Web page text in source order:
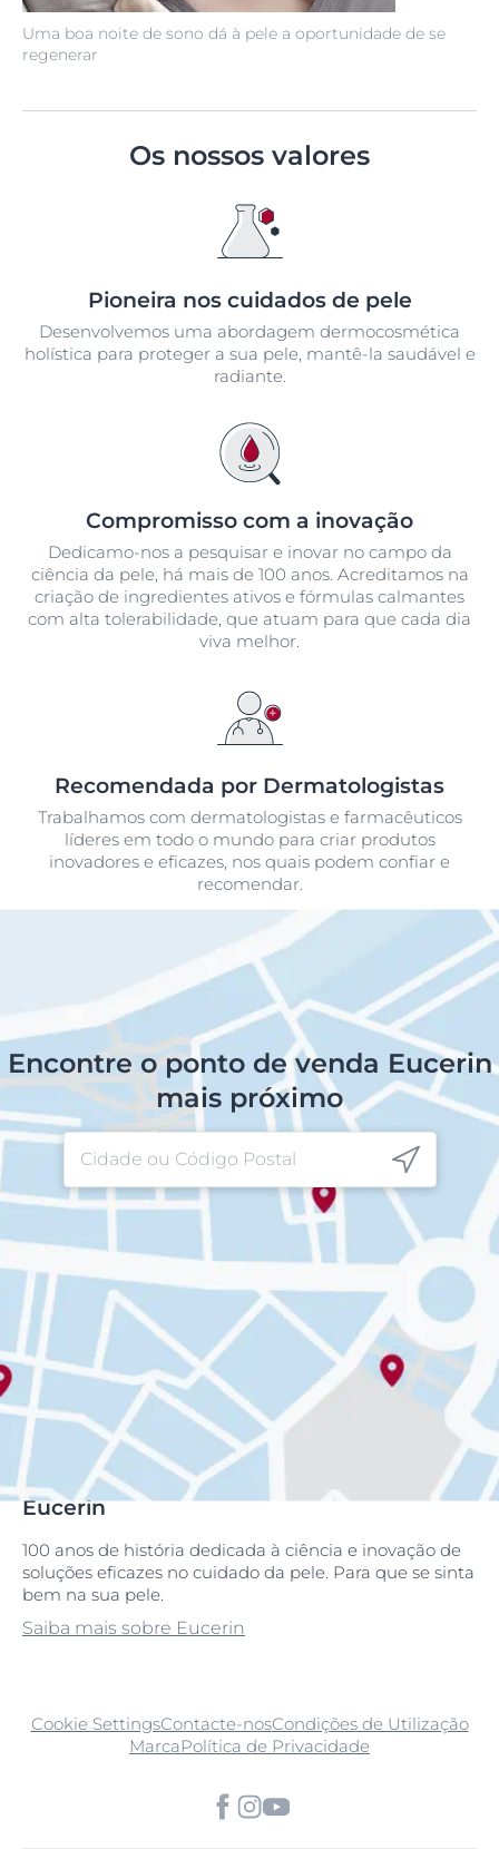
Uma boa noite de sono dá à pele a oportunidade de se
regenerar
Os nossos valores
Pioneira nos cuidados de pele
Desenvolvemos uma abordagem dermocosmética
holística para proteger a sua pele, mantê-la saudável e
radiante.
Compromisso com a inovação
Dedicamo-nos a pesquisar e inovar no campo da
ciência da pele, há mais de 100 anos. Acreditamos na
criação de ingredientes ativos e fórmulas calmantes
com alta tolerabilidade, que atuam para que cada dia
viva melhor.
Recomendada por Dermatologistas
Trabalhamos com dermatologistas e farmacêuticos
líderes em todo o mundo para criar produtos
inovadores e eficazes, nos quais podem confiar e
recomendar.
Encontre o ponto de venda Eucerin
mais próximo
Eucerin
100 anos de história dedicada à ciência e inovação de
soluções eficazes no cuidado da pele. Para que se sinta
bem na sua pele.
Saiba mais sobre Eucerin
Cookie SettingsContacte-nosCondições de Utilização
MarcaPolítica de Privacidade